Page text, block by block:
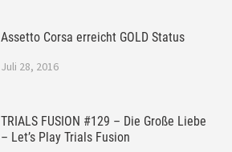
Assetto Corsa erreicht GOLD Status
Juli 28, 2016
TRIALS FUSION #129 – Die Große Liebe
– Let’s Play Trials Fusion